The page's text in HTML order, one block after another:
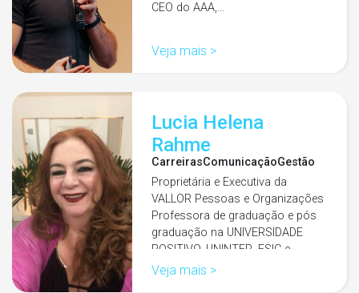
CEO do AAA,…
Veja mais >
Lucia Helena
Rahme
CarreirasComunicaçãoGestão
Proprietária e Executiva da
VALLOR Pessoas e Organizações
Professora de graduação e pós
graduação na UNIVERSIDADE
POSITIVO, UNINTER, ESIC e…
Veja mais >